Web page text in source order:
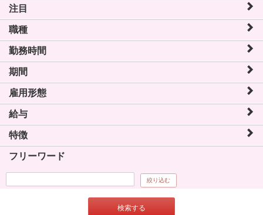
注目
職種
勤務時間
期間
雇用形態
給与
特徴
フリーワード
絞り込む
検索する